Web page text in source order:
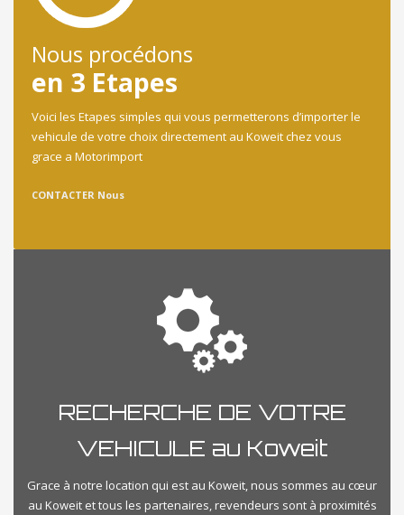
Nous procédons
en 3 Etapes
Voici les Etapes simples qui vous permetterons d’importer le
vehicule de votre choix directement au Koweit chez vous
grace a Motorimport
CONTACTER Nous
RECHERCHE DE VOTRE
VEHICULE au Koweit
Grace à notre location qui est au Koweit, nous sommes au cœur
au Koweit et tous les partenaires, revendeurs sont à proximités